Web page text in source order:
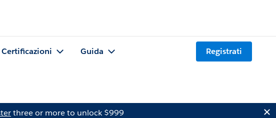
Certificazioni Guida Registrati
three or more to unlock $999